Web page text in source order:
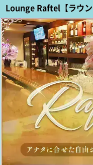
Lounge Raftel【ラウン